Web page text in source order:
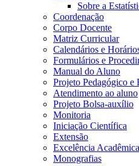
Sobre a
Coordenação
Corpo Docente
Matriz Curricular
Calendários e
Formulários e
Manual do Aluno
Projeto Pedagógico e
Atendimento ao aluno
Projeto Bolsa-auxílio
Monitoria
Iniciação Científica
Extensão
Excelência Acadêmica
Monografias